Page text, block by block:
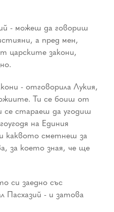
- можеш да говориш
а пред мен,
царските закони,
- отговорила Лукия,
Ти се боиш от
се стараеш да угодиш
на Единия
каквото сметнеш за
за което зная, че ще
си заедно със
Пасхазий - и затова